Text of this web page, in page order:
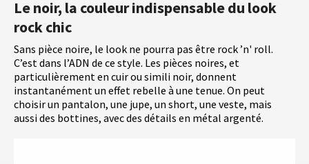
Le noir, la couleur indispensable du look
rock chic
Sans pièce noire, le look ne pourra pas être rock ’n' roll.
C’est dans l’ADN de ce style. Les pièces noires, et
particulièrement en cuir ou simili noir, donnent
instantanément un effet rebelle à une tenue. On peut
choisir un pantalon, une jupe, un short, une veste, mais
aussi des bottines, avec des détails en métal argenté.